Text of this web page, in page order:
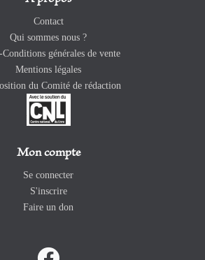
Contact
Qui sommes nous ?
générales de vente
Mentions légales
du Comité de rédaction
Mon compte
Se connecter
S'inscrire
Faire un don